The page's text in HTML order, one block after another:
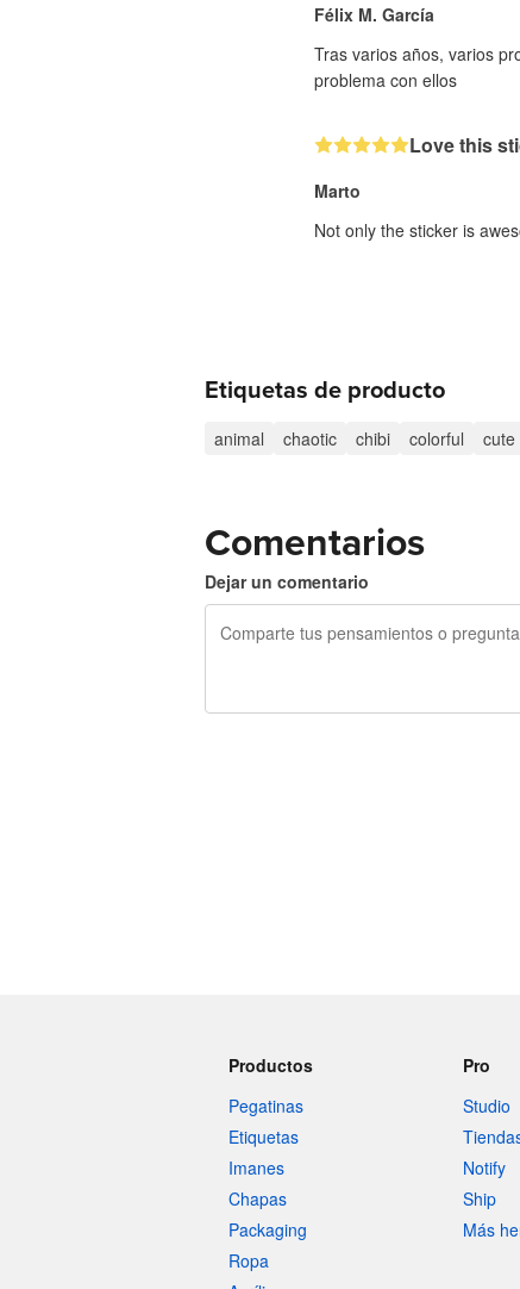
Félix M. García
Tras varios años, varios
problema con ellos
Love this
Marto
Not only the sticker is
Etiquetas de producto
animal chaotic chibi colorful cute
Comentarios
Dejar un comentario
Productos
Pegatinas
Etiquetas
Imanes
Chapas
Packaging
Ropa
Pro
Studio
Notify
Ship
Más